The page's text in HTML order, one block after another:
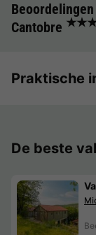
Cantobre
Praktische
De beste